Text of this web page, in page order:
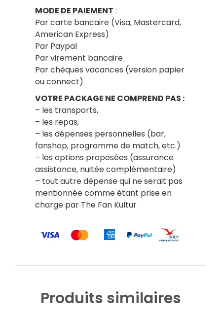
MODE DE PAIEMENT :
Par carte bancaire (Visa, Mastercard,
American Express)
Par Paypal
Par virement bancaire
Par chèques vacances (version papier
ou connect)
VOTRE PACKAGE NE COMPREND PAS :
– les transports,
– les repas,
– les dépenses personnelles (bar,
fanshop, programme de match, etc.)
– les options proposées (assurance
assistance, nuitée complémentaire)
– tout autre dépense qui ne serait pas
mentionnée comme étant prise en
charge par The Fan Kultur
Produits similaires